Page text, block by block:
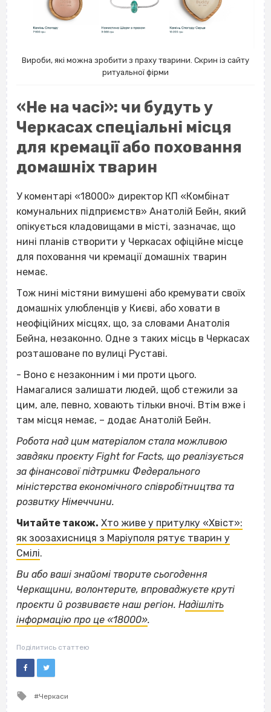
Вироби, які можна зробити з праху тварини. Скрин із сайту
ритуальної фірми
«Не на часі»: чи будуть у
Черкасах спеціальні місця
для кремації або поховання
домашніх тварин
У коментарі «18000» директор КП «Комбінат
комунальних підприємств» Анатолій Бейн, який
опікується кладовищами в місті, зазначає, що
нині планів створити у Черкасах офіційне місце
для поховання чи кремації домашніх тварин
немає.
Тож нині містяни вимушені або кремувати своїх
домашніх улюбленців у Києві, або ховати в
неофіційних місцях, що, за словами Анатолія
Бейна, незаконно. Одне з таких місць в Черкасах
розташоване по вулиці Руставі.
- Воно є незаконним і ми проти цього.
Намагалися залишати людей, щоб стежили за
цим, але, певно, ховають тільки вночі. Втім вже і
там місця немає, – додає Анатолій Бейн.
Робота над цим матеріалом стала можливою
завдяки проєкту Fight for Facts, що реалізується
за фінансової підтримки Федерального
міністерства економічного співробітництва та
розвитку Німеччини.
Читайте також. Хто живе у притулку «Хвіст»:
як зоозахисниця з Маріуполя рятує тварин у
Смілі.
Ви або ваші знайомі творите сьогодення
Черкащини, волонтерите, впроваджуєте круті
проєкти й розвиваєте наш регіон. Надішліть
інформацію про це «18000».
Поділитись статтею
Tagged
Черкаси